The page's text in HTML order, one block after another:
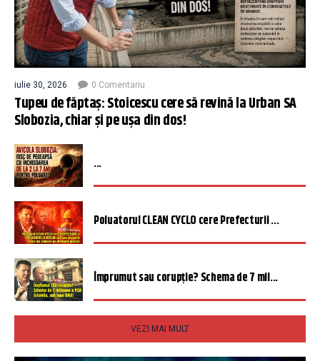
iulie 30, 2026 0 Comentariu
Tupeu de făptaș: Stoicescu cere să revină la Urban SA
Slobozia, chiar și pe ușa din dos!
...
Poluatorul CLEAN CYCLO cere Prefecturii ...
Împrumut sau corupție? Schema de 7 mil...
VEZI MAI MULT